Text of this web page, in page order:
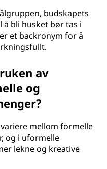
budskapets
bli husket bør tas i
et backronym for å
av
og
mellom formelle
og i uformelle
lekne og kreative